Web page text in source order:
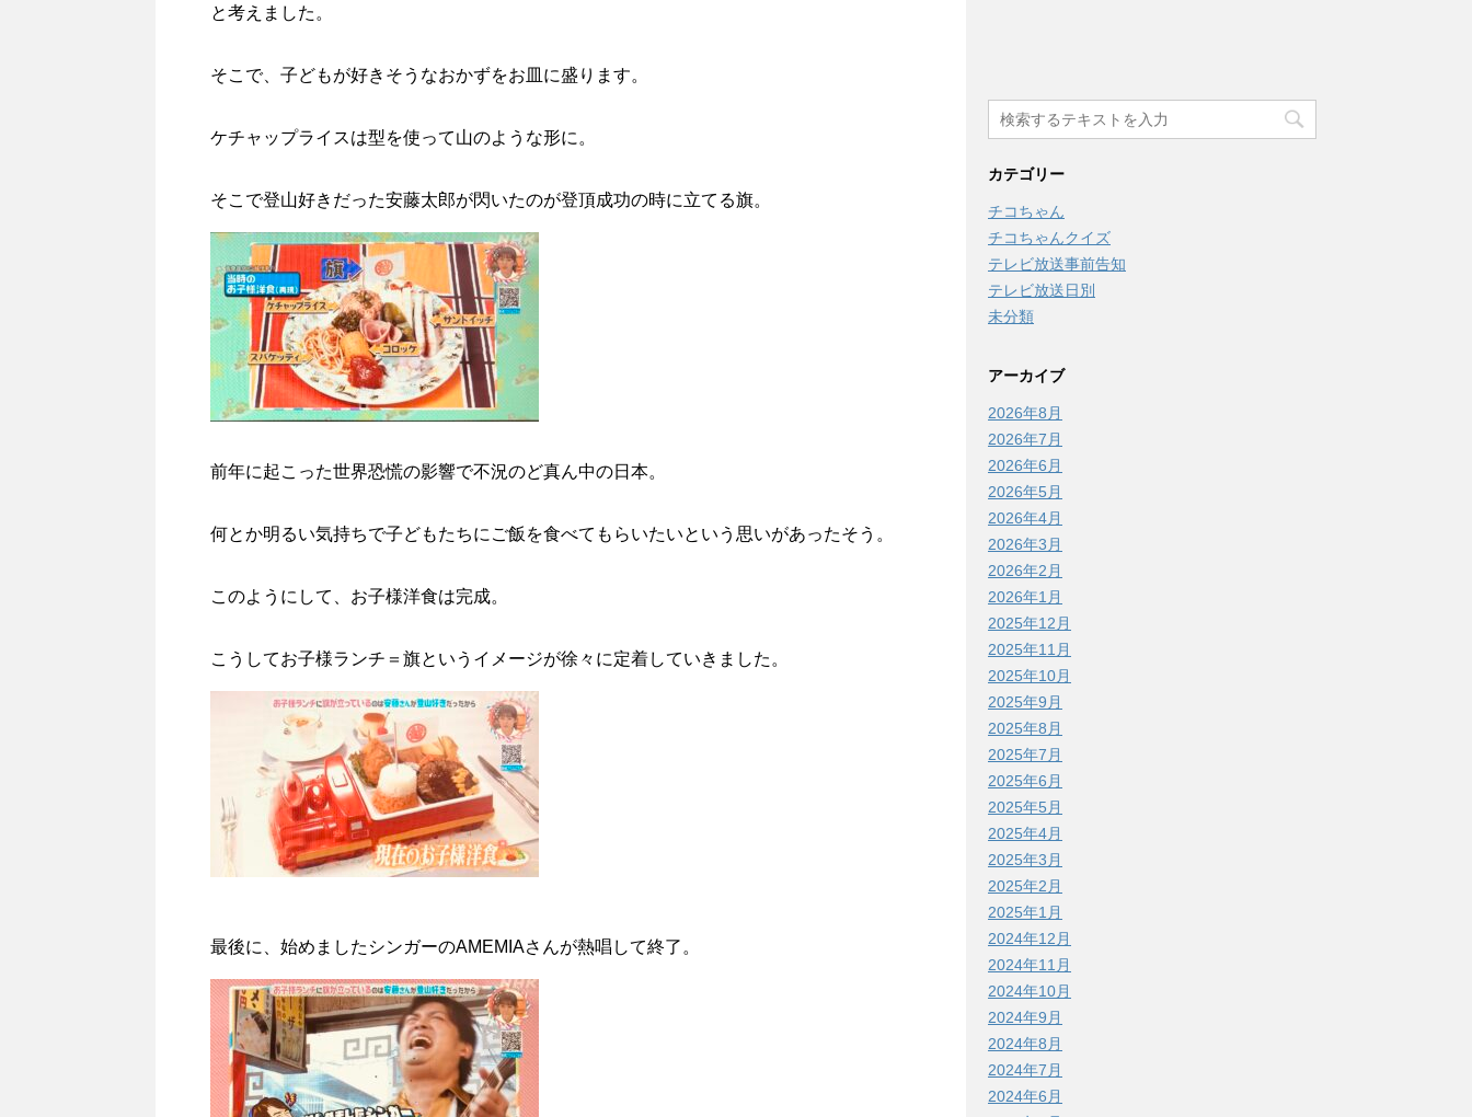
と考えました。
そこで、子どもが好きそうなおかずをお皿に盛ります。
ケチャップライスは型を使って山のような形に。
そこで登山好きだった安藤太郎が閃いたのが登頂成功の時に立てる旗。
前年に起こった世界恐慌の影響で不況のど真ん中の日本。
何とか明るい気持ちで子どもたちにご飯を食べてもらいたいという思いがあったそう。
このようにして、お子様洋食は完成。
こうしてお子様ランチ＝旗というイメージが徐々に定着していきました。
最後に、始めましたシンガーのAMEMIAさんが熱唱して終了。
カテゴリー
チコちゃん
チコちゃんクイズ
テレビ放送事前告知
テレビ放送日別
未分類
アーカイブ
2026年8月
2026年7月
2026年6月
2026年5月
2026年4月
2026年3月
2026年2月
2026年1月
2025年12月
2025年11月
2025年10月
2025年9月
2025年8月
2025年7月
2025年6月
2025年5月
2025年4月
2025年3月
2025年2月
2025年1月
2024年12月
2024年11月
2024年10月
2024年9月
2024年8月
2024年7月
2024年6月